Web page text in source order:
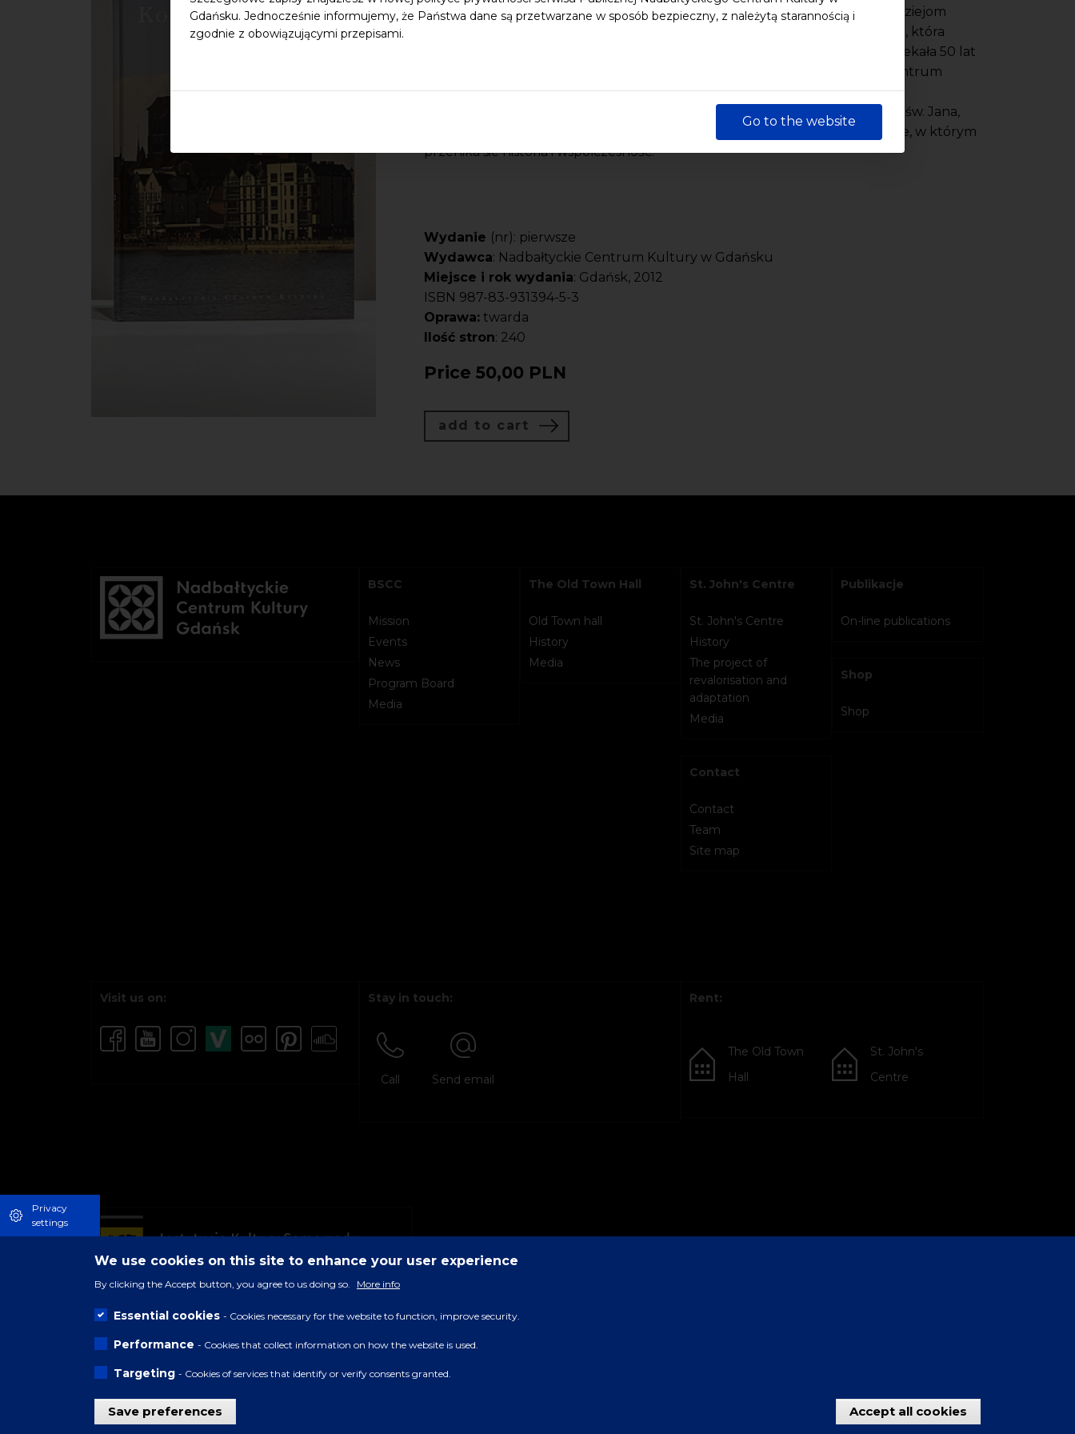
Gdańsku. Jednocześnie informujemy, że Państwa dane są przetwarzane w sposób bezpieczny, z należytą starannością i
zgodnie z obowiązującymi przepisami.
Go to the website
Z niebywałą przyjemnością oddajemy w Państwa ręce album poświęcony dziejom
gdańskiego kościoła pod wezwaniem św. Jana - budowli o niezwykłej historii, która
uległa znieszczeniu, podobnie jak cały Gdańsk w 1945 roku. Zrujnowana, czekała 50 lat
do chwili, kiedy w 1995 roku jej odbudowę powierzono Nadbałtyckiemu Centrum
Kultury.
Na stronach albumu zobaczą Państwo przeszłość i teraźniejszość Centrum św. Jana,
łączącego funkcje kulturalne z sakralnymi. Ujrzą Państwo magiczne miejsce, w którym
przenika sie historia i wspołczesność.
Wydanie (nr): pierwsze
Wydawca: Nadbałtyckie Centrum Kultury w Gdańsku
Miejsce i rok wydania: Gdańsk, 2012
ISBN 987-83-931394-5-3
Oprawa: twarda
Ilość stron: 240
Price 50,00 PLN
add to cart
BSCC
Mission
Events
News
Program Board
Media
The Old Town Hall
Old Town hall
History
Media
St. John's Centre
St. John's Centre
History
The project of
revalorisation and
adaptation
Media
Contact
Contact
Team
Site map
Publikacje
On-line publications
Shop
Shop
Visit us on: Stay in touch:
Call Send email
Rent:
The Old Town
Hall
St. John's
Centre
Privacy
settings
We use cookies on this site to enhance your user experience
By clicking the Accept button, you agree to us doing so. More info
Essential cookies - Cookies necessary for the website to function, improve security.
Performance - Cookies that collect information on how the website is used.
Targeting - Cookies of services that identify or verify consents granted.
Save preferences
Accept all cookies